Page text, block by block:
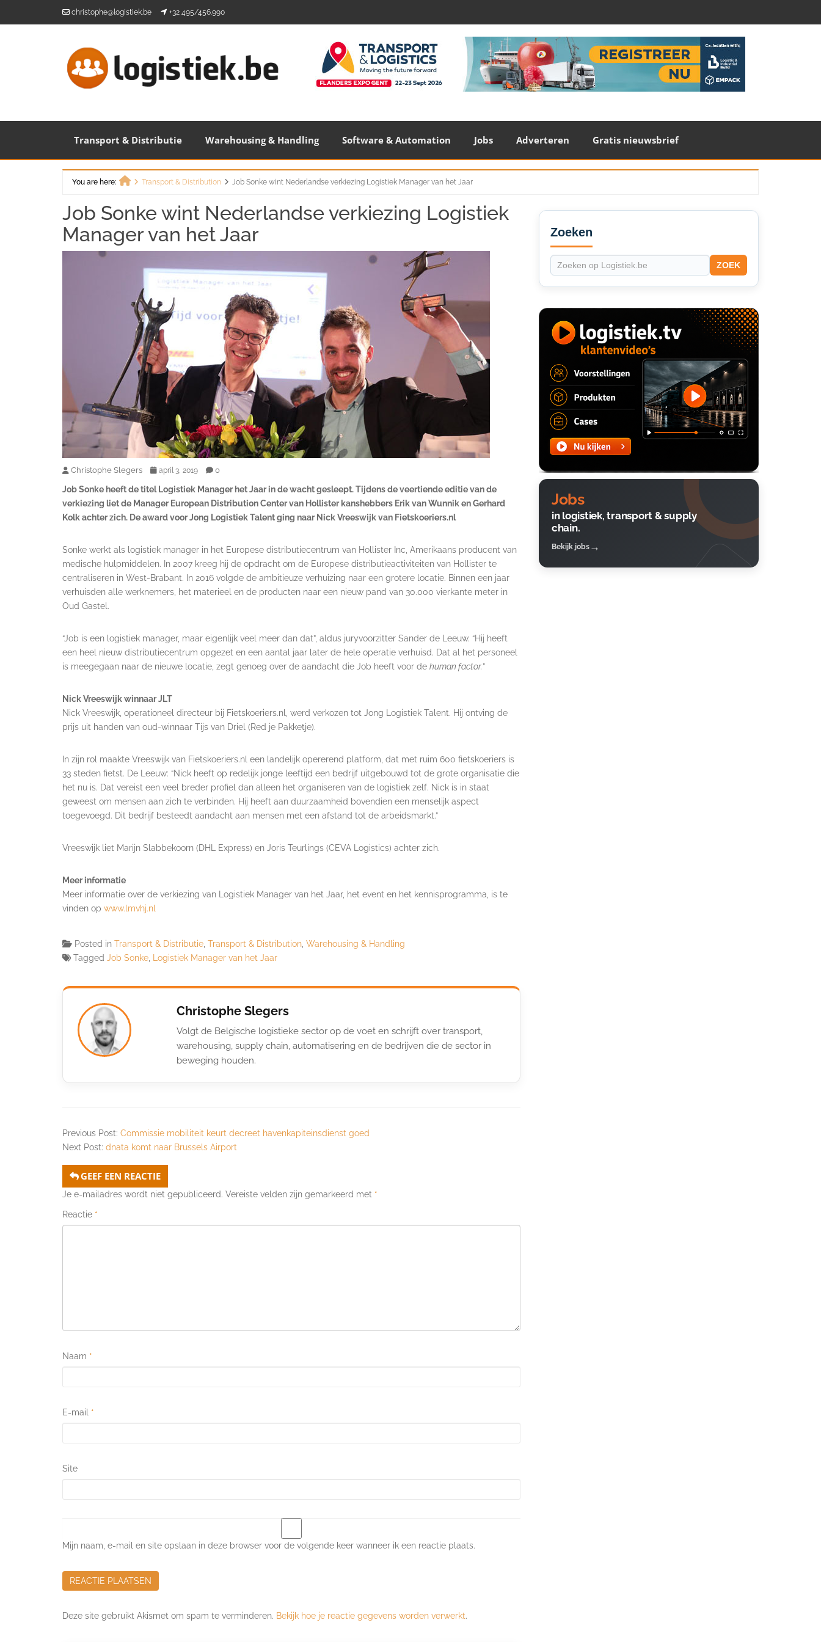
christophe@logistiek.be +32 495/456.990
Transport & Distributie Warehousing & Handling Software & Automation Jobs Adverteren Gratis nieuwsbrief
You are here:
Transport & Distribution Job Sonke wint Nederlandse verkiezing Logistiek Manager van het Jaar
Job Sonke wint Nederlandse verkiezing Logistiek
Manager van het Jaar
Christophe Slegers april 3, 2019 0
Job Sonke heeft de titel Logistiek Manager het Jaar in de wacht gesleept. Tijdens de veertiende editie van de
verkiezing liet de Manager European Distribution Center van Hollister kanshebbers Erik van Wunnik en Gerhard
Kolk achter zich. De award voor Jong Logistiek Talent ging naar Nick Vreeswijk van Fietskoeriers.nl
Sonke werkt als logistiek manager in het Europese distributiecentrum van Hollister Inc, Amerikaans producent van
medische hulpmiddelen. In 2007 kreeg hij de opdracht om de Europese distributieactiviteiten van Hollister te
centraliseren in West-Brabant. In 2016 volgde de ambitieuze verhuizing naar een grotere locatie. Binnen een jaar
verhuisden alle werknemers, het materieel en de producten naar een nieuw pand van 30.000 vierkante meter in
Oud Gastel.
“Job is een logistiek manager, maar eigenlijk veel meer dan dat”, aldus juryvoorzitter Sander de Leeuw. “Hij heeft
een heel nieuw distributiecentrum opgezet en een aantal jaar later de hele operatie verhuisd. Dat al het personeel
is meegegaan naar de nieuwe locatie, zegt genoeg over de aandacht die Job heeft voor de human factor.”
Nick Vreeswijk winnaar JLT
Nick Vreeswijk, operationeel directeur bij Fietskoeriers.nl, werd verkozen tot Jong Logistiek Talent. Hij ontving de
prijs uit handen van oud-winnaar Tijs van Driel (Red je Pakketje).
In zijn rol maakte Vreeswijk van Fietskoeriers.nl een landelijk opererend platform, dat met ruim 600 fietskoeriers is
33 steden fietst. De Leeuw: “Nick heeft op redelijk jonge leeftijd een bedrijf uitgebouwd tot de grote organisatie die
het nu is. Dat vereist een veel breder profiel dan alleen het organiseren van de logistiek zelf. Nick is in staat
geweest om mensen aan zich te verbinden. Hij heeft aan duurzaamheid bovendien een menselijk aspect
toegevoegd. Dit bedrijf besteedt aandacht aan mensen met een afstand tot de arbeidsmarkt.”
Vreeswijk liet Marijn Slabbekoorn (DHL Express) en Joris Teurlings (CEVA Logistics) achter zich.
Meer informatie
Meer informatie over de verkiezing van Logistiek Manager van het Jaar, het event en het kennisprogramma, is te
vinden op www.lmvhj.nl
Posted in Transport & Distributie Transport & Distribution Warehousing & Handling
Tagged Job Sonke Logistiek Manager van het Jaar
Christophe Slegers
Volgt de Belgische logistieke sector op de voet en schrijft over transport,
warehousing, supply chain, automatisering en de bedrijven die de sector in
beweging houden.
Previous Post: Commissie mobiliteit keurt decreet havenkapiteinsdienst goed
Next Post: dnata komt naar Brussels Airport
GEEF EEN REACTIE
Je e-mailadres wordt niet gepubliceerd. Vereiste velden zijn gemarkeerd met *
Reactie *
Naam *
E-mail *
Site
Mijn naam, e-mail en site opslaan in deze browser voor de volgende keer wanneer ik een reactie plaats.
Deze site gebruikt Akismet om spam te verminderen. Bekijk hoe je reactie gegevens worden verwerkt.
Secondary
Sidebar
Zoeken
ZOEK
Jobs
in logistiek, transport & supply
chain.
Bekijk jobs